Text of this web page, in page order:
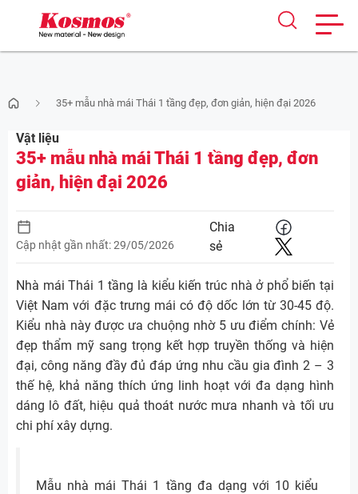
to
content
35+ mẫu nhà mái Thái 1 tầng đẹp, đơn giản, hiện đại 2026
Vật liệu
35+ mẫu nhà mái Thái 1 tầng đẹp, đơn
giản, hiện đại 2026
Cập nhật gần nhất: 29/05/2026
Chia
sẻ
Nhà mái Thái 1 tầng là kiểu kiến trúc nhà ở phổ biến tại
Việt Nam với đặc trưng mái có độ dốc lớn từ 30-45 độ.
Kiểu nhà này được ưa chuộng nhờ 5 ưu điểm chính: Vẻ
đẹp thẩm mỹ sang trọng kết hợp truyền thống và hiện
đại, công năng đầy đủ đáp ứng nhu cầu gia đình 2 – 3
thế hệ, khả năng thích ứng linh hoạt với đa dạng hình
dáng lô đất, hiệu quả thoát nước mưa nhanh và tối ưu
chi phí xây dựng.
Mẫu nhà mái Thái 1 tầng đa dạng với 10 kiểu